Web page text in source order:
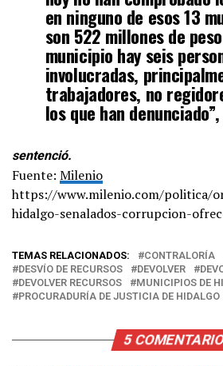
en ninguno de esos 13
son 522 millones de
municipio hay seis
involucradas,
trabajadores, no
los que han denunciado”,
sentenció.
Fuente: Milenio
https://www.milenio.com/politica/
hidalgo-senalados-corrupcion-
TEMAS RELACIONADOS: CONTRALORÍA
DESVÍO DE RECURSOS
DEVOLVER
DEVOLVER RECURSOS
MUNICIPIOS DE
PROCURADURÍA DE JUSTICIA DE HIDALGO
5